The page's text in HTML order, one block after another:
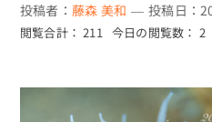
投稿者： 藤森 美和 — 投稿日：
閲覧合計： 211 今日の閲覧数： 2